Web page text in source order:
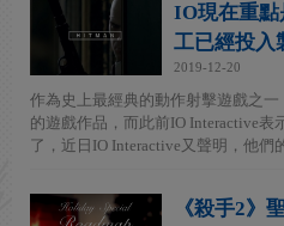
IO現在重點
工已經投入
2019-12-20
作為史上最經典的動作射擊遊戲之
的遊戲作品，而此前IO Interactive
了，近日IO Interactive又聲明，他們
《殺手2》